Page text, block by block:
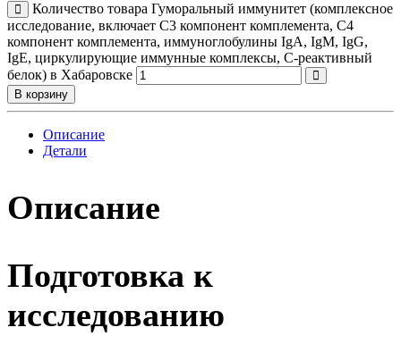
Количество товара Гуморальный иммунитет (комплексное
исследование, включает С3 компонент комплемента, С4
компонент комплемента, иммуноглобулины IgА, IgМ, IgG,
IgE, циркулирующие иммунные комплексы, С-реактивный
белок) в Хабаровске
В корзину
Описание
Детали
Описание
Подготовка к
исследованию